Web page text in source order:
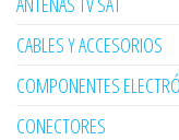
CABLES Y ACCESORIOS
COMPONENTES
CONECTORES